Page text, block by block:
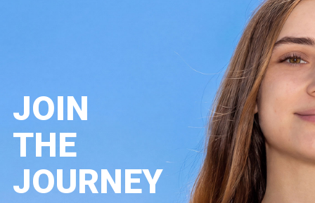
JOIN
THE
JOURNEY